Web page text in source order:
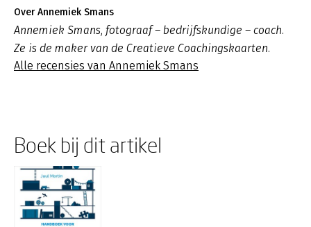
Over Annemiek Smans
Annemiek Smans, fotograaf – bedrijfskundige – coach.
Ze is de maker van de Creatieve Coachingskaarten.
Alle recensies van Annemiek Smans
Boek bij dit artikel